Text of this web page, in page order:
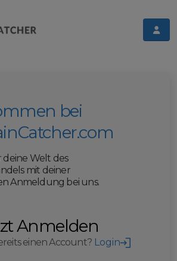
bei
deine Welt des
mit deiner
Anmeldung bei uns.
Anmelden
einen Account? Login